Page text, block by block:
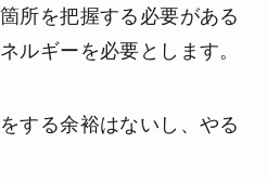
所を把握する必要がある
ルギーを必要とします。
する余裕はないし、やる